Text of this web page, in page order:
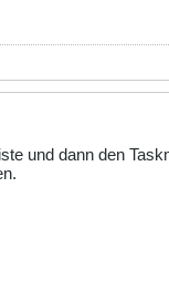
und dann den